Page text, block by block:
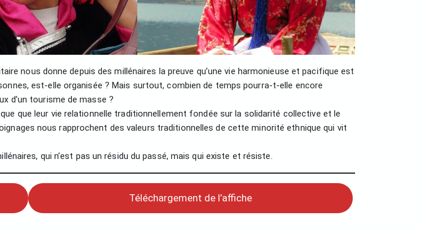
nous donne depuis des millénaires la preuve qu’une vie harmonieuse et pacifique est
est-elle organisée ? Mais surtout, combien de temps pourra-t-elle encore
d’un tourisme de masse ?
que leur vie relationnelle traditionnellement fondée sur la solidarité collective et le
nous rapprochent des valeurs traditionnelles de cette minorité ethnique qui vit
qui n’est pas un résidu du passé, mais qui existe et résiste.
Téléchargement de l’affiche